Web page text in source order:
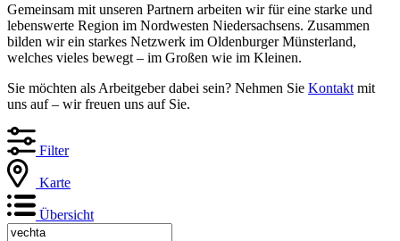
Gemeinsam mit unseren Partnern arbeiten wir für eine starke und
lebenswerte Region im Nordwesten Niedersachsens. Zusammen
bilden wir ein starkes Netzwerk im Oldenburger Münsterland,
welches vieles bewegt – im Großen wie im Kleinen.
Sie möchten als Arbeitgeber dabei sein? Nehmen Sie Kontakt mit
uns auf – wir freuen uns auf Sie.
Filter
Karte
Übersicht